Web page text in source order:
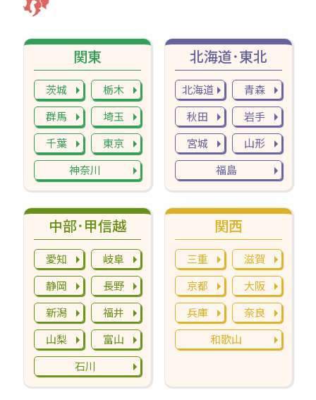
中部･甲信越
愛知
岐阜
静岡
長野
新潟
福井
山梨
富山
石川
関西
三重
滋賀
京都
大阪
兵庫
奈良
和歌山
関東
茨城
栃木
群馬
埼玉
千葉
東京
神奈川
北海道･東北
北海道
青森
秋田
岩手
宮城
山形
福島